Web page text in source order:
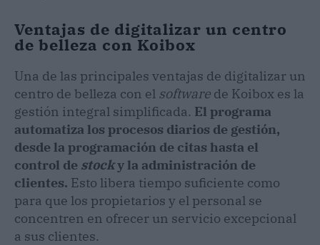
Ventajas de digitalizar un centro
de belleza con Koibox
Una de las principales ventajas de digitalizar un
centro de belleza con el software de Koibox es la
gestión integral simplificada. El programa
automatiza los procesos diarios de gestión,
desde la programación de citas hasta el
control de stocky la administración de
clientes. Esto libera tiempo suficiente como
para que los propietarios y el personal se
concentren en ofrecer un servicio excepcional
a sus clientes.